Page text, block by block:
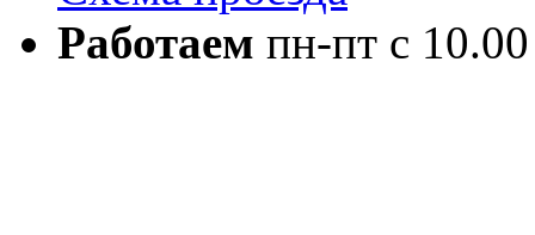
Работаем пн-пт с